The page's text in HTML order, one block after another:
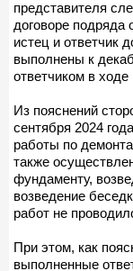
представителя
договоре
истец и ответчик
выполнены к
ответчиком в
Из пояснений
сентября 2024
работы по
также
фундаменту,
возведение
работ не
При этом, как
выполненные